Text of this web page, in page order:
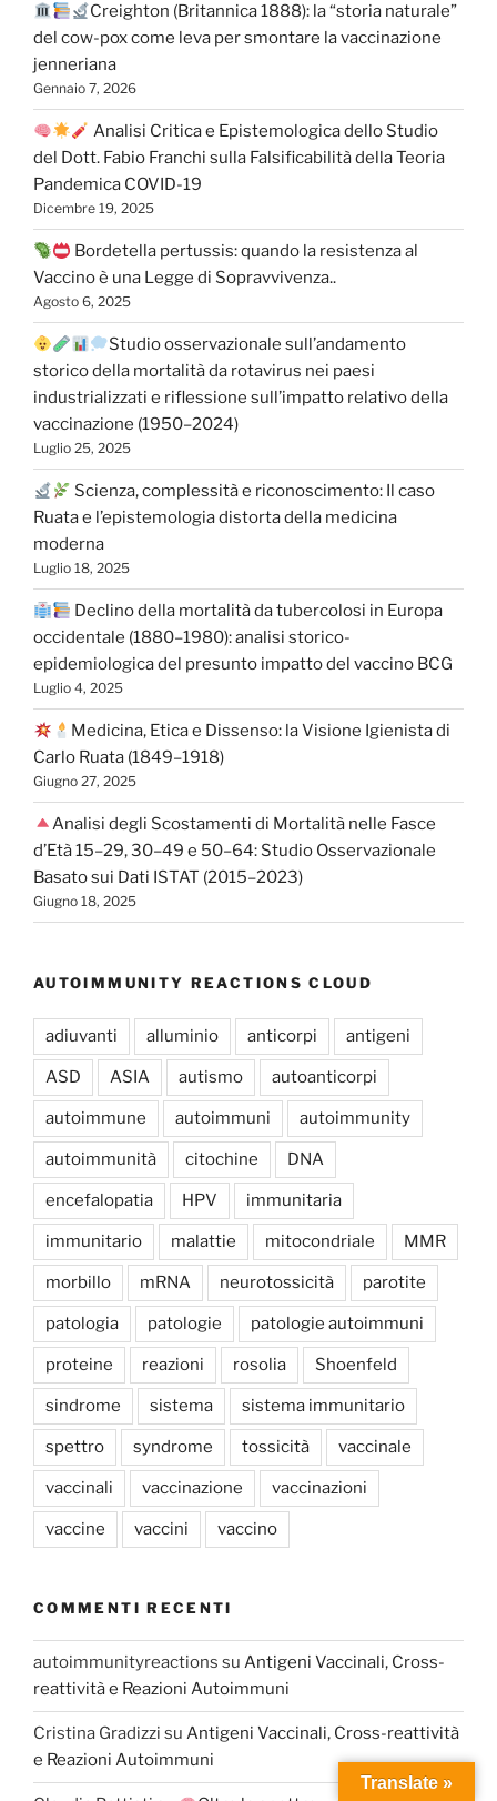
Creighton (Britannica 1888): la “storia naturale”
del cow-pox come leva per smontare la vaccinazione
jenneriana
Gennaio 7, 2026
Analisi Critica e Epistemologica dello Studio
del Dott. Fabio Franchi sulla Falsificabilità della Teoria
Pandemica COVID-19
Dicembre 19, 2025
Bordetella pertussis: quando la resistenza al
Vaccino è una Legge di Sopravvivenza..
Agosto 6, 2025
Studio osservazionale sull’andamento
storico della mortalità da rotavirus nei paesi
industrializzati e riflessione sull’impatto relativo della
vaccinazione (1950–2024)
Luglio 25, 2025
Scienza, complessità e riconoscimento: Il caso
Ruata e l’epistemologia distorta della medicina
moderna
Luglio 18, 2025
Declino della mortalità da tubercolosi in Europa
occidentale (1880–1980): analisi storico-
epidemiologica del presunto impatto del vaccino BCG
Luglio 4, 2025
Medicina, Etica e Dissenso: la Visione Igienista di
Carlo Ruata (1849–1918)
Giugno 27, 2025
Analisi degli Scostamenti di Mortalità nelle Fasce
d’Età 15–29, 30–49 e 50–64: Studio Osservazionale
Basato sui Dati ISTAT (2015–2023)
Giugno 18, 2025
AUTOIMMUNITY REACTIONS CLOUD
adiuvanti alluminio anticorpi antigeni
ASD ASIA autismo autoanticorpi
autoimmune autoimmuni autoimmunity
autoimmunità citochine DNA
encefalopatia HPV immunitaria
immunitario malattie mitocondriale MMR
morbillo mRNA neurotossicità parotite
patologia patologie patologie autoimmuni
proteine reazioni rosolia Shoenfeld
sindrome sistema sistema immunitario
spettro syndrome tossicità vaccinale
vaccinali vaccinazione vaccinazioni
vaccine vaccini vaccino
COMMENTI RECENTI
autoimmunityreactions su Antigeni Vaccinali, Cross-
reattività e Reazioni Autoimmuni
Cristina Gradizzi su Antigeni Vaccinali, Cross-reattività
e Reazioni Autoimmuni
Translate »